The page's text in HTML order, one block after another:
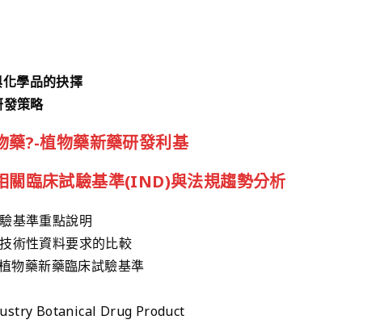
學品的抉擇
策略
藥?-植物藥新藥研發利基
關臨床試驗基準(IND)與法規趨勢分析
基準重點說明
術性資料要求的比較
物藥新藥臨床試驗基準
Botanical Drug Product